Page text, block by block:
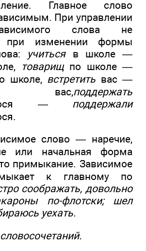
Главное слово
При управлении
слова не
при изменении формы
учитьсяв школе —
товарищпо школе —
школе, встретить вас —
поддержать
— поддержали
слово — наречие,
или начальная форма
примыкание. Зависимое
к главному по
соображать, довольно
по-флотски; шел
уехать.